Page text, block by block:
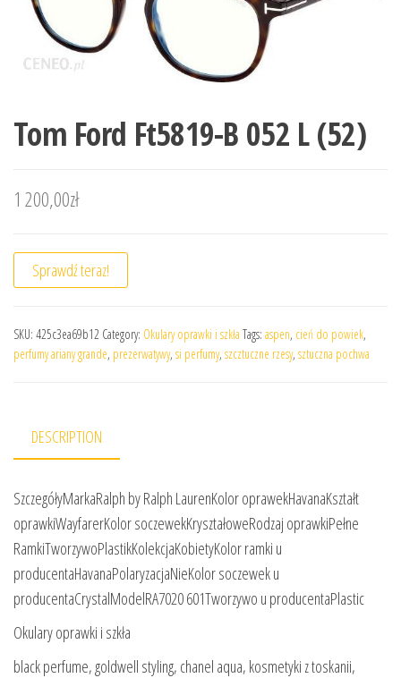
Tom Ford Ft5819-B 052 L (52)
1 200,00zł
Sprawdź teraz!
SKU: 425c3ea69b12 Category: Okulary oprawki i szkła Tags: aspen, cień do powiek,
perfumy ariany grande, prezerwatywy, si perfumy, szcztuczne rzesy, sztuczna pochwa
DESCRIPTION
SzczegółyMarkaRalph by Ralph LaurenKolor oprawekHavanaKształt
oprawkiWayfarerKolor soczewekKryształoweRodzaj oprawkiPełne
RamkiTworzywoPlastikKolekcjaKobietyKolor ramki u
producentaHavanaPolaryzacjaNieKolor soczewek u
producentaCrystalModelRA7020 601Tworzywo u producentaPlastic
Okulary oprawki i szkła
black perfume, goldwell styling, chanel aqua, kosmetyki z toskanii,